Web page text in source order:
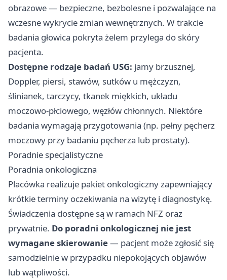
obrazowe — bezpieczne, bezbolesne i pozwalające na
wczesne wykrycie zmian wewnętrznych. W trakcie
badania głowica pokryta żelem przylega do skóry
pacjenta.
Dostępne rodzaje badań USG: jamy brzusznej,
Doppler, piersi, stawów, sutków u mężczyzn,
ślinianek, tarczycy, tkanek miękkich, układu
moczowo-płciowego, węzłów chłonnych. Niektóre
badania wymagają przygotowania (np. pełny pęcherz
moczowy przy badaniu pęcherza lub prostaty).
Poradnie specjalistyczne
Poradnia onkologiczna
Placówka realizuje pakiet onkologiczny zapewniający
krótkie terminy oczekiwania na wizytę i diagnostykę.
Świadczenia dostępne są w ramach NFZ oraz
prywatnie. Do poradni onkologicznej nie jest
wymagane skierowanie— pacjent może zgłosić się
samodzielnie w przypadku niepokojących objawów
lub wątpliwości.